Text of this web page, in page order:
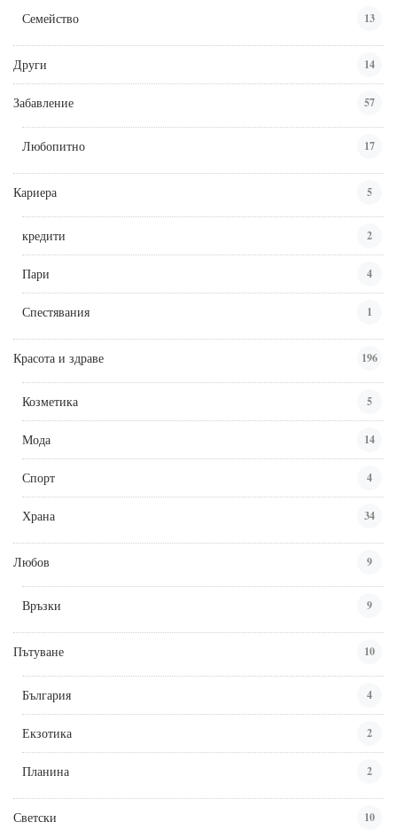
Семейство 13
Други 14
Забавление 57
Любопитно 17
Кариера 5
кредити 2
Пари 4
Спестявания 1
Красота и здраве 196
Козметика 5
Мода 14
Спорт 4
Храна 34
Любов 9
Връзки 9
Пътуване 10
България 4
Екзотика 2
Планина 2
Светски 10